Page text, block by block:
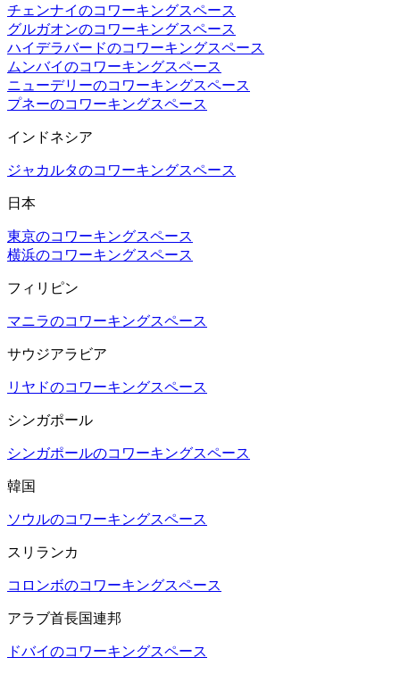
チェンナイのコワーキングスペース
グルガオンのコワーキングスペース
ハイデラバードのコワーキングスペース
ムンバイのコワーキングスペース
ニューデリーのコワーキングスペース
プネーのコワーキングスペース
インドネシア
ジャカルタのコワーキングスペース
日本
東京のコワーキングスペース
横浜のコワーキングスペース
フィリピン
マニラのコワーキングスペース
サウジアラビア
リヤドのコワーキングスペース
シンガポール
シンガポールのコワーキングスペース
韓国
ソウルのコワーキングスペース
スリランカ
コロンボのコワーキングスペース
アラブ首長国連邦
ドバイのコワーキングスペース